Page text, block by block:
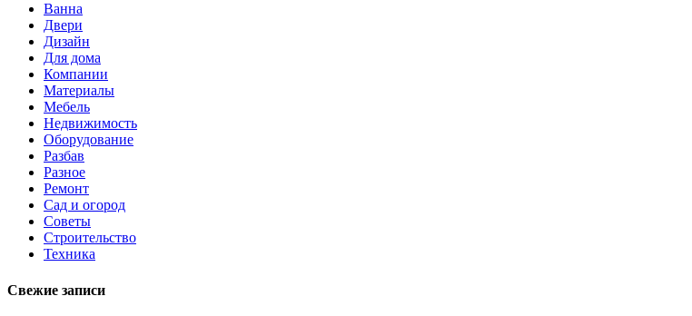
Ванна
Двери
Дизайн
Для дома
Компании
Материалы
Мебель
Недвижимость
Оборудование
Разбав
Разное
Ремонт
Сад и огород
Советы
Строительство
Техника
Свежие записи